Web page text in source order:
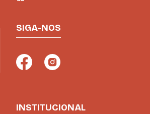
SIGA-NOS
INSTITUCIONAL